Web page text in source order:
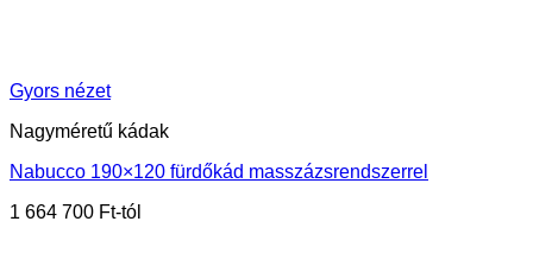
Gyors nézet
Nagyméretű kádak
Nabucco 190×120 fürdőkád masszázsrendszerrel
1 664 700 Ft